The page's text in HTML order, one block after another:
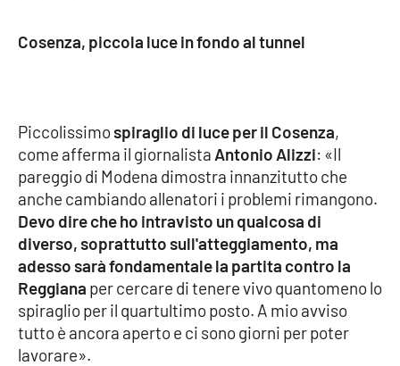
Cosenza, piccola luce in fondo al tunnel
Piccolissimospiraglio di luce per il Cosenza,
come afferma il giornalista Antonio Alizzi: «Il
pareggio di Modena dimostra innanzitutto che
anche cambiando allenatori i problemi rimangono.
Devo dire che ho intravisto un qualcosa di
diverso, soprattutto sull'atteggiamento, ma
adesso sarà fondamentale la partita contro la
Reggiana per cercare di tenere vivo quantomeno lo
spiraglio per il quartultimo posto. A mio avviso
tutto è ancora aperto e ci sono giorni per poter
lavorare».